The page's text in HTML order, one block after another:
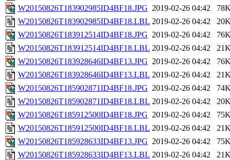
W20150826T183902985ID4BF18.JPG 2019-02-26 04:42
W20150826T183902985ID4BF18.LBL 2019-02-26 04:42
W20150826T183912514ID4BF18.JPG 2019-02-26 04:42
W20150826T183912514ID4BF18.LBL 2019-02-26 04:42
W20150826T183928646ID4BF13.JPG 2019-02-26 04:42
W20150826T183928646ID4BF13.LBL 2019-02-26 04:42
W20150826T185902871ID4BF18.JPG 2019-02-26 04:42
W20150826T185902871ID4BF18.LBL 2019-02-26 04:42
W20150826T185912500ID4BF18.JPG 2019-02-26 04:42
W20150826T185912500ID4BF18.LBL 2019-02-26 04:42
W20150826T185928633ID4BF13.JPG 2019-02-26 04:42
W20150826T185928633ID4BF13.LBL 2019-02-26 04:42